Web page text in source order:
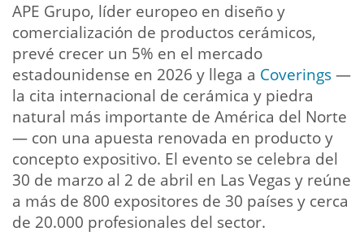
APE Grupo, líder europeo en diseño y
comercialización de productos cerámicos,
prevé crecer un 5% en el mercado
estadounidense en 2026 y llega a Coverings—
la cita internacional de cerámica y piedra
natural más importante de América del Norte
— con una apuesta renovada en producto y
concepto expositivo. El evento se celebra del
30 de marzo al 2 de abril en Las Vegas y reúne
a más de 800 expositores de 30 países y cerca
de 20.000 profesionales del sector.